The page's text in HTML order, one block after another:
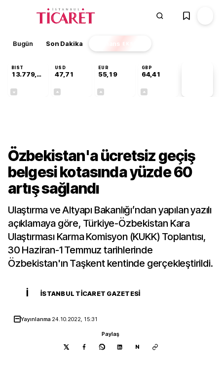
Bugün Son Dakika Finans EKSTRA
BIST
13.779,39
USD
47,71
EUR
55,19
GBP
64,41
Özbekistan'a ücretsiz geçiş
belgesi kotasında yüzde 60
artış sağlandı
Ulaştırma ve Altyapı Bakanlığı’ndan yapılan yazılı
açıklamaya göre, Türkiye-Özbekistan Kara
Ulaştırması Karma Komisyon (KUKK) Toplantısı,
30 Haziran-1 Temmuz tarihlerinde
Özbekistan'ın Taşkent kentinde gerçekleştirildi.
İ İSTANBUL TICARET GAZETESI
Yayınlanma 24.10.2022, 15:31
Paylaş
N